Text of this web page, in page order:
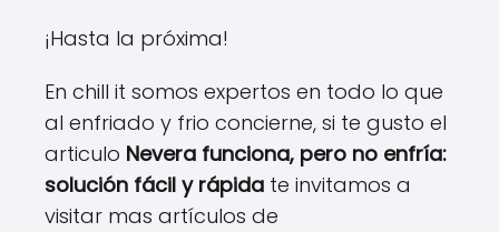
¡Hasta la próxima!
En chill it somos expertos en todo lo que
al enfriado y frio concierne, si te gusto el
articulo Nevera funciona, pero no enfría:
solución fácil y rápida te invitamos a
visitar mas artículos de